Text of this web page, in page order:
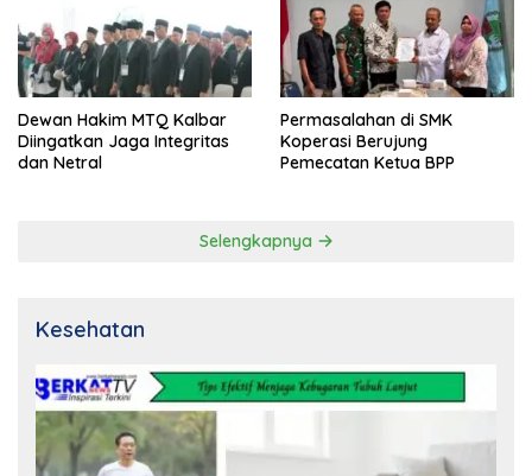
Dewan Hakim MTQ Kalbar
Diingatkan Jaga Integritas
dan Netral
Permasalahan di SMK
Koperasi Berujung
Pemecatan Ketua BPP
Selengkapnya
Kesehatan